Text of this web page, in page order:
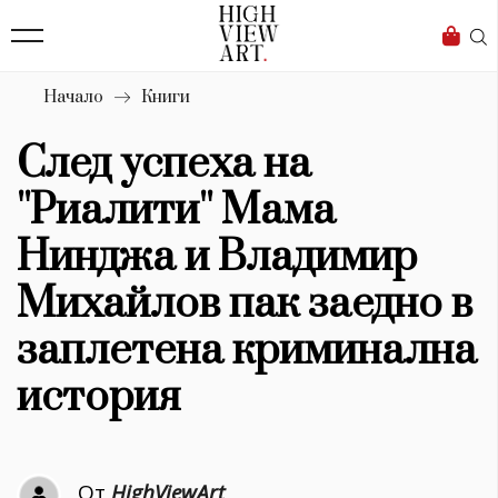
Бизнес
Мода
Dialogue
Изкуство
4340
Красота
778
Дизайн
1272
Книги
Начало Книги
След успеха на
''Риалити'' Мама
Нинджа и Владимир
Михайлов пак заедно в
заплетена криминална
история